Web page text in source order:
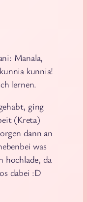
Manala,
kunnia!
lernen.
ging
(Kreta)
dann an
was
hochlade, da
dabei :D